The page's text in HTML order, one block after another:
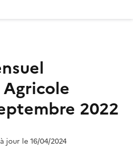
2022
jour le 16/04/2024